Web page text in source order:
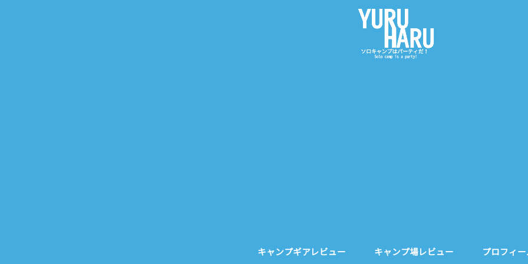
キャンプギアレビュー キャンプ場レビュー プロフィー